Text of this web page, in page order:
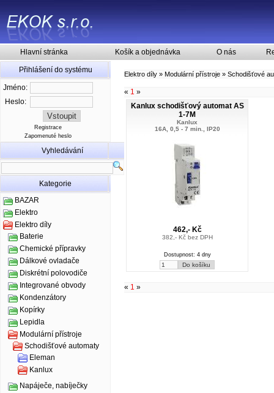
Hlavní stránka Košík a objednávka O nás
Přihlášení do systému
Jméno:
Heslo:
Registrace
Zapomenuté heslo
Vyhledávání
Kategorie
BAZAR
Elektro
Elektro díly
Baterie
Chemické přípravky
Dálkové ovladače
Diskrétní polovodiče
Integrované obvody
Kondenzátory
Kopírky
Lepidla
Modulární přístroje
Schodišťové automaty
Eleman
Kanlux
Napáječe, nabíječky
Elektro díly » Modulární přístroje » Schodišťové
« 1 »
Kanlux schodišťový automat AS
1-7M
Kanlux
16A, 0,5 - 7 min., IP20
462,- Kč
382,- Kč bez DPH
Dostupnost: 4 dny
« 1 »